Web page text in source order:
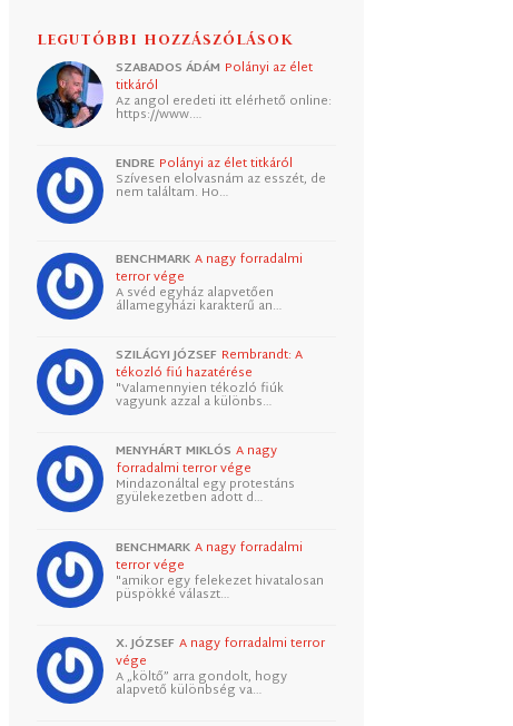
LEGUTÓBBI HOZZÁSZÓLÁSOK
SZABADOS ÁDÁM Polányi az élet
titkáról
Az angol eredeti itt elérhető online:
https://www.…
ENDRE Polányi az élet titkáról
Szívesen elolvasnám az esszét, de
nem találtam. Ho…
BENCHMARK A nagy forradalmi
terror vége
A svéd egyház alapvetően
államegyházi karakterű an…
SZILÁGYI JÓZSEF Rembrandt: A
tékozló fiú hazatérése
"Valamennyien tékozló fiúk
vagyunk azzal a különbs…
MENYHÁRT MIKLÓS A nagy
forradalmi terror vége
Mindazonáltal egy protestáns
gyülekezetben adott d…
BENCHMARK A nagy forradalmi
terror vége
"amikor egy felekezet hivatalosan
püspökké választ…
X. JÓZSEF A nagy forradalmi terror
vége
A „költő” arra gondolt, hogy
alapvető különbség va…